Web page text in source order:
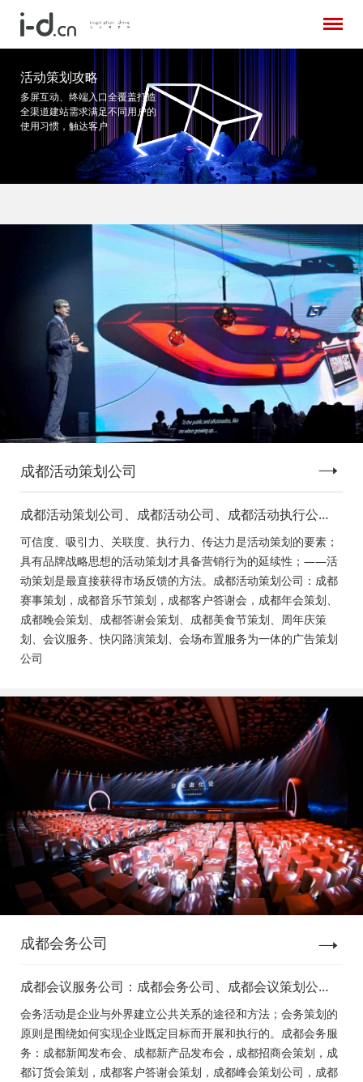
活动策划攻略
多屏互动、终端入口全覆盖打造
全渠道建站需求满足不同用户的
使用习惯，触达客户
成都活动策划公司
成都活动策划公司、成都活动公司、成都活动执行公
司、成都庆典活动策划公司、成都发布会策划公司、成
都音乐节策划公司、成都年会活动策划
可信度、吸引力、关联度、执行力、传达力是活动策划的要素；
具有品牌战略思想的活动策划才具备营销行为的延续性；——活
动策划是最直接获得市场反馈的方法。成都活动策划公司：成都
赛事策划，成都音乐节策划，成都客户答谢会，成都年会策划、
成都晚会策划、成都答谢会策划、成都美食节策划、周年庆策
划、会议服务、快闪路演策划、会场布置服务为一体的广告策划
公司
成都会务公司
成都会议服务公司：成都会务公司、成都会议策划公
司、成都新闻发布会策划、成都新产品发布会策划、成
都经销商会议策划、成都招商会策划、成都订货会策
划、成都颁奖会策划、成都客户答谢会策划、成都高峰
论坛策划公司、成都年会策划、成都会议活动策划
会务活动是企业与外界建立公共关系的途径和方法；会务策划的
原则是围绕如何实现企业既定目标而开展和执行的。成都会务服
务：成都新闻发布会、成都新产品发布会，成都招商会策划，成
都订货会策划，成都客户答谢会策划，成都峰会策划公司，成都